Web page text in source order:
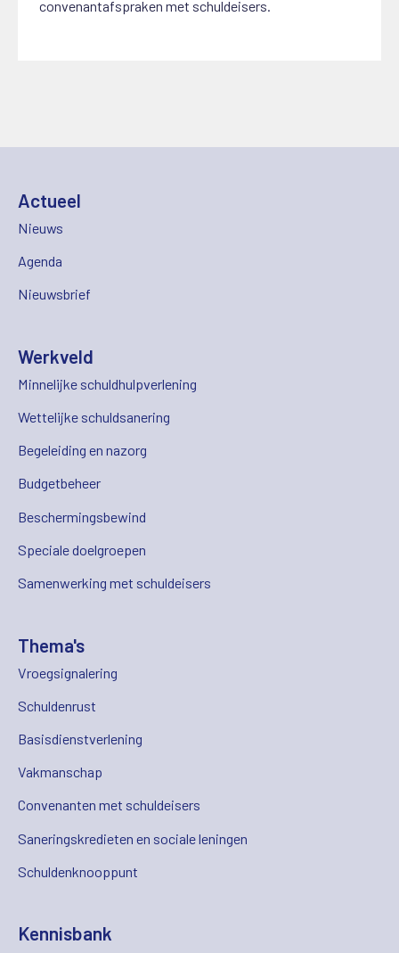
convenantafspraken met schuldeisers.
Actueel
Nieuws
Agenda
Nieuwsbrief
Werkveld
Minnelijke schuldhulpverlening
Wettelijke schuldsanering
Begeleiding en nazorg
Budgetbeheer
Beschermingsbewind
Speciale doelgroepen
Samenwerking met schuldeisers
Thema's
Vroegsignalering
Schuldenrust
Basisdienstverlening
Vakmanschap
Convenanten met schuldeisers
Saneringskredieten en sociale leningen
Schuldenknooppunt
Kennisbank